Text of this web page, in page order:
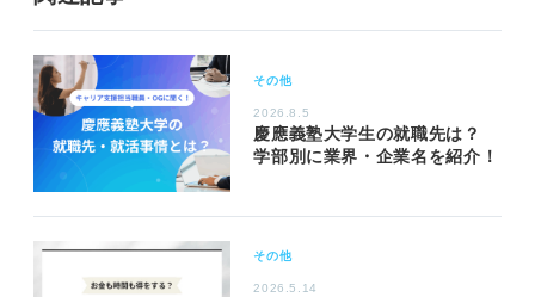
その他
2026.8.5
慶應義塾大学生の就職先は？
学部別に業界・企業名を紹介！
その他
2026.5.14